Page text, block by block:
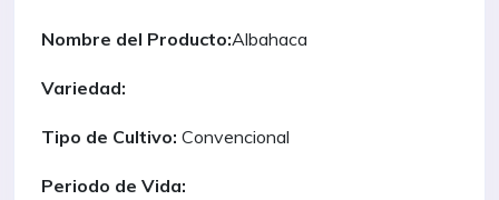
Nombre del Producto:Albahaca
Variedad:
Tipo de Cultivo: Convencional
Periodo de Vida: